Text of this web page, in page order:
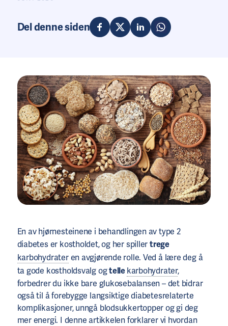
Del denne siden
En av hjørnesteinene i behandlingen av type 2
diabetes er kostholdet, og her spillertrege
karbohydrateren avgjørende rolle. Ved å lære deg å
ta gode kostholdsvalg ogtellekarbohydrater,
forbedrer du ikke bare glukosebalansen – det bidrar
også til å forebygge langsiktige diabetesrelaterte
komplikasjoner, unngå blodsukkertopper og gi deg
mer energi. I denne artikkelen forklarer vi hvordan